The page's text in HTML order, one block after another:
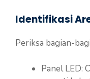
Identifikasi
Periksa bagian-
Panel LED: